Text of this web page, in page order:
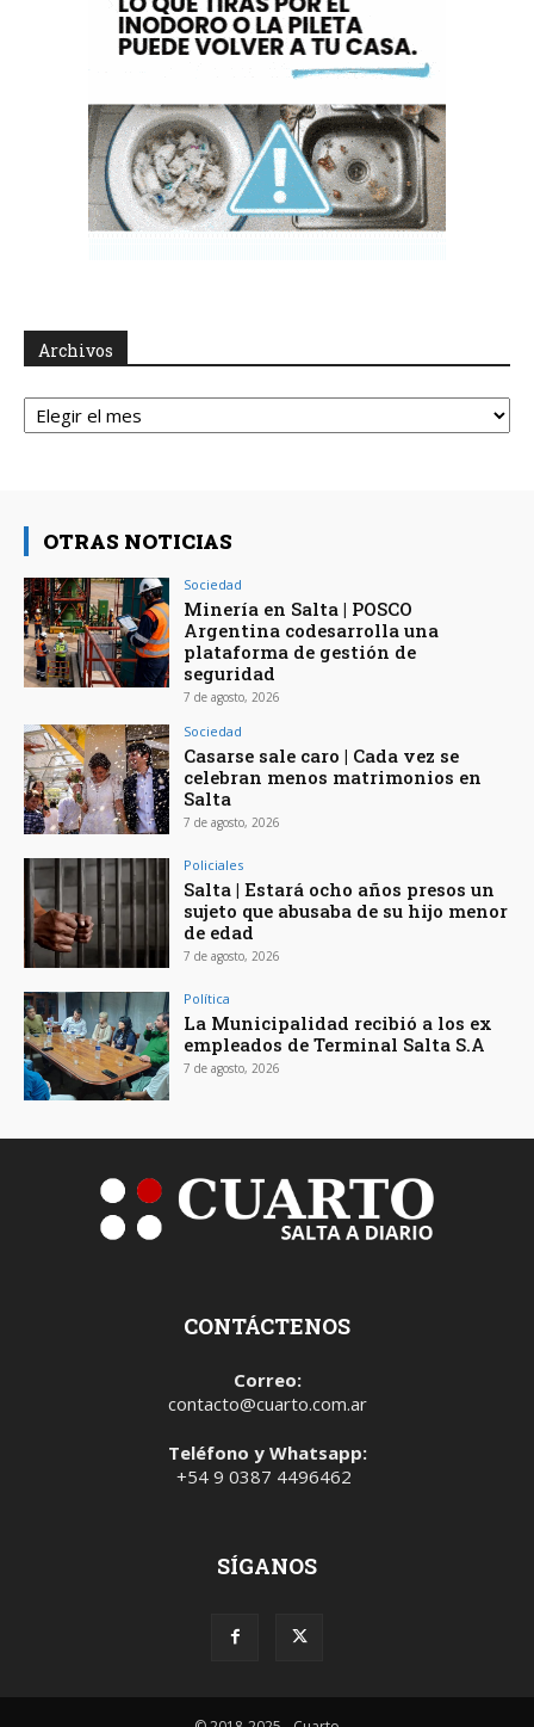
Archivos
Archivos
OTRAS NOTICIAS
Sociedad
Minería en Salta | POSCO
Argentina codesarrolla una
plataforma de gestión de
seguridad
7 de agosto, 2026
Sociedad
Casarse sale caro | Cada vez se
celebran menos matrimonios en
Salta
7 de agosto, 2026
Policiales
Salta | Estará ocho años presos un
sujeto que abusaba de su hijo menor
de edad
7 de agosto, 2026
Política
La Municipalidad recibió a los ex
empleados de Terminal Salta S.A
7 de agosto, 2026
CONTÁCTENOS
Correo:
contacto@cuarto.com.ar
Teléfono y Whatsapp:
+54 9 0387 4496462
SÍGANOS